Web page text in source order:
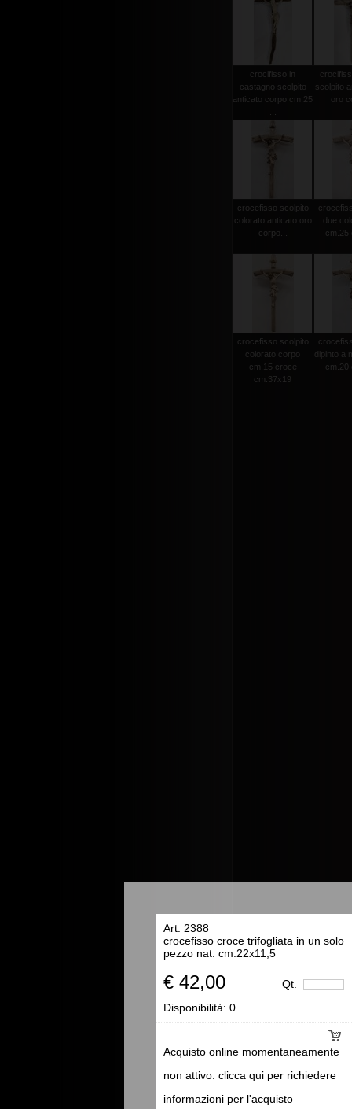
Art. 2388
crocefisso croce trifogliata in un solo
pezzo nat. cm.22x11,5
€ 42,00 Qt.
Acquisto online momentaneamente
non attivo: clicca qui per richiedere
informazioni per l'acquisto
Disponibilità: 0
crocifisso in
castagno scolpito
anticato corpo cm.25
scolpito
oro
crocefisso scolpito
colorato anticato oro
corpo...
due
cm.25
crocefisso scolpito
colorato corpo
cm.15 croce
cm.37x19
dipinto a
cm.20